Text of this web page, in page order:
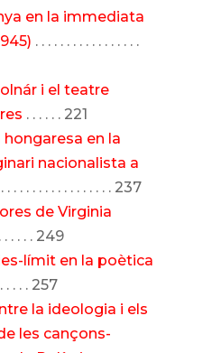
en la immediata
. . . . . . . . . . . . . . . . .
i el teatre
. . . . . . 221
hongaresa en la
nacionalista a
. . . . . . . . . . . . . . . . . 237
de Virginia
. . . . . 249
límit en la poètica
. . . . 257
la ideologia i els
les cançons-